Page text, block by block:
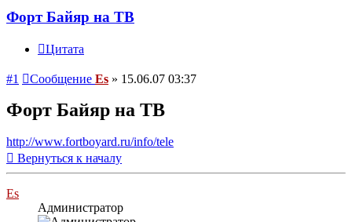
Форт Байяр на ТВ
Цитата
#1 Сообщение Es » 15.06.07 03:37
Форт Байяр на ТВ
http://www.fortboyard.ru/info/tele
Вернуться к началу
Es
Администратор